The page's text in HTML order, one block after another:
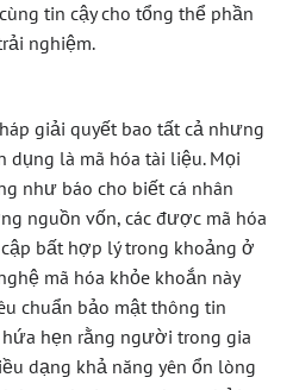
tin cậy cho tổng thể phần
nghiệm.
giải quyết bao tất cả nhưng
dụng là mã hóa tài liệu. Mọi
như báo cho biết cá nhân
nguồn vốn, các được mã hóa
bất hợp lý trong khoảng ở
mã hóa khỏe khoắn này
chuẩn bảo mật thông tin
hẹn rằng người trong gia
dạng khả năng yên ổn lòng